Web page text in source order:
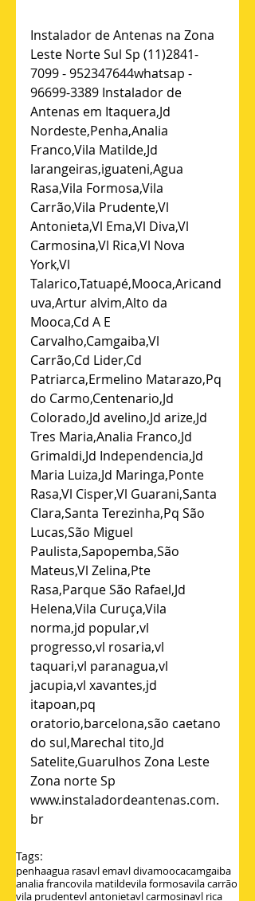
Instalador de Antenas na Zona
Leste Norte Sul Sp (11)2841-
7099 - 952347644whatsap -
96699-3389 Instalador de
Antenas em Itaquera,Jd
Nordeste,Penha,Analia
Franco,Vila Matilde,Jd
larangeiras,iguateni,Agua
Rasa,Vila Formosa,Vila
Carrão,Vila Prudente,Vl
Antonieta,Vl Ema,Vl Diva,Vl
Carmosina,Vl Rica,Vl Nova
York,Vl
Talarico,Tatuapé,Mooca,Aricand
uva,Artur alvim,Alto da
Mooca,Cd A E
Carvalho,Camgaiba,Vl
Carrão,Cd Lider,Cd
Patriarca,Ermelino Matarazo,Pq
do Carmo,Centenario,Jd
Colorado,Jd avelino,Jd arize,Jd
Tres Maria,Analia Franco,Jd
Grimaldi,Jd Independencia,Jd
Maria Luiza,Jd Maringa,Ponte
Rasa,Vl Cisper,Vl Guarani,Santa
Clara,Santa Terezinha,Pq São
Lucas,São Miguel
Paulista,Sapopemba,São
Mateus,Vl Zelina,Pte
Rasa,Parque São Rafael,Jd
Helena,Vila Curuça,Vila
norma,jd popular,vl
progresso,vl rosaria,vl
taquari,vl paranagua,vl
jacupia,vl xavantes,jd
itapoan,pq
oratorio,barcelona,são caetano
do sul,Marechal tito,Jd
Satelite,Guarulhos Zona Leste
Zona norte Sp
www.instaladordeantenas.com.
br
Tags:
penhaagua rasavl emavl divamoocacamgaiba
analia francovila matildevila formosavila carrão
vila prudentevl antonietavl carmosinavl rica